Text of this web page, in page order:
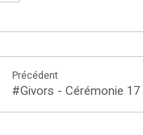
Précédent